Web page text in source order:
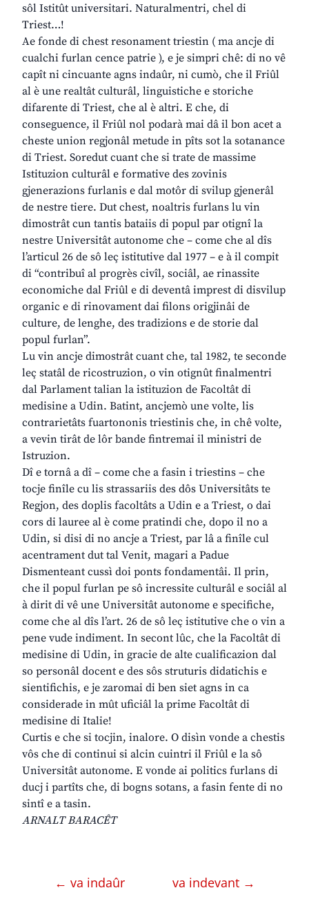
sôl Istitût universitari. Naturalmentri, chel di
Triest…!
Ae fonde di chest resonament triestin ( ma ancje di
cualchi furlan cence patrie ), e je simpri chê: di no vê
capît ni cincuante agns indaûr, ni cumò, che il Friûl
al è une realtât culturâl, linguistiche e storiche
difarente di Triest, che al è altri. E che, di
conseguence, il Friûl nol podarà mai dâ il bon acet a
cheste union regjonâl metude in pîts sot la sotanance
di Triest. Soredut cuant che si trate de massime
Istituzion culturâl e formative des zovinis
gjenerazions furlanis e dal motôr di svilup gjenerâl
de nestre tiere. Dut chest, noaltris furlans lu vin
dimostrât cun tantis bataiis di popul par otignî la
nestre Universitât autonome che – come che al dîs
l’articul 26 de sô leç istitutive dal 1977 – e à il compit
di “contribuî al progrès civîl, sociâl, ae rinassite
economiche dal Friûl e di deventâ imprest di disvilup
organic e di rinovament dai filons origjinâi de
culture, de lenghe, des tradizions e de storie dal
popul furlan”.
Lu vin ancje dimostrât cuant che, tal 1982, te seconde
leç statâl de ricostruzion, o vin otignût finalmentri
dal Parlament talian la istituzion de Facoltât di
medisine a Udin. Batint, ancjemò une volte, lis
contrarietâts fuartononis triestinis che, in chê volte,
a vevin tirât de lôr bande fintremai il ministri de
Istruzion.
Dî e tornâ a dî – come che a fasin i triestins – che
tocje finîle cu lis strassariis des dôs Universitâts te
Regjon, des doplis facoltâts a Udin e a Triest, o dai
cors di lauree al è come pratindi che, dopo il no a
Udin, si disi di no ancje a Triest, par lâ a finîle cul
acentrament dut tal Venit, magari a Padue
Dismenteant cussì doi ponts fondamentâi. Il prin,
che il popul furlan pe sô incressite culturâl e sociâl al
à dirit di vê une Universitât autonome e specifiche,
come che al dîs l’art. 26 de sô leç istitutive che o vin a
pene vude indiment. In secont lûc, che la Facoltât di
medisine di Udin, in gracie de alte cualificazion dal
so personâl docent e des sôs struturis didatichis e
sientifichis, e je zaromai di ben siet agns in ca
considerade in mût uficiâl la prime Facoltât di
medisine di Italie!
Curtis e che si tocjin, inalore. O disìn vonde a chestis
vôs che di continui si alcin cuintri il Friûl e la sô
Universitât autonome. E vonde ai politics furlans di
ducj i partîts che, di bogns sotans, a fasin fente di no
sintî e a tasin.
ARNALT BARACÊT
← va indaûr va indevant →